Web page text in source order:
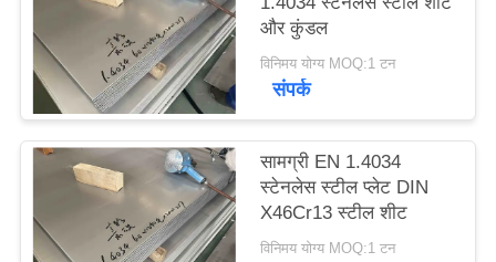
PRIVACY
POLICY
और कुंडल
विनिमय योग्य MOQ:1 टन
संपर्क
सामग्री EN 1.4034
स्टेनलेस स्टील प्लेट DIN
X46Cr13 स्टील शीट
विनिमय योग्य MOQ:1 टन